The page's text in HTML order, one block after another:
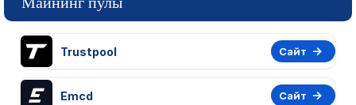
Trustpool Сайт
Emcd Сайт